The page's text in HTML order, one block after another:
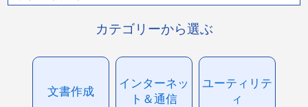
カテゴリーから選ぶ
文書作成
インターネッ
ト＆通信
ユーティリテ
ィ